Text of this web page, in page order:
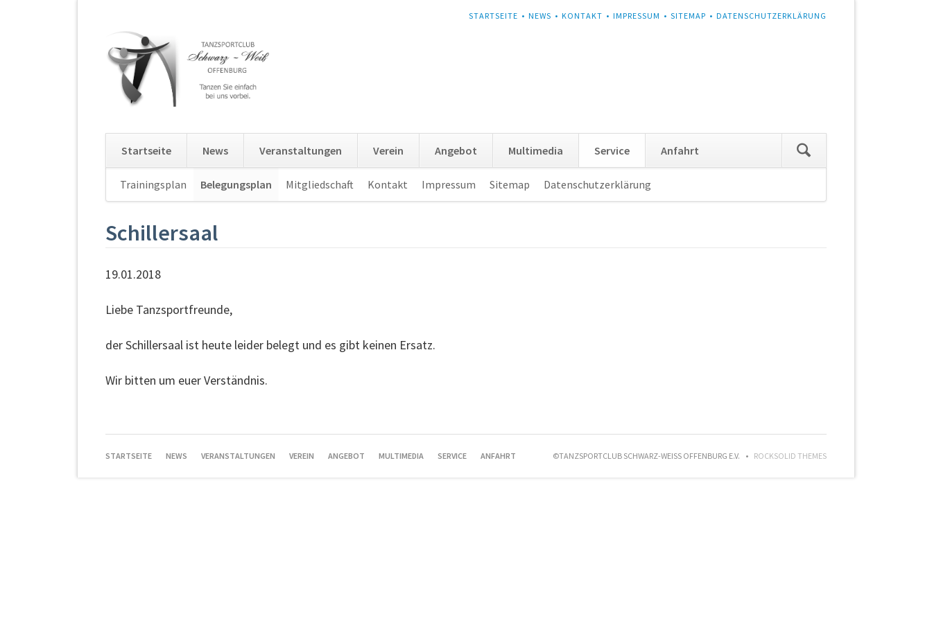
NAVIGATION
STARTSEITE NEWS KONTAKT IMPRESSUM SITEMAP DATENSCHUTZERKLÄRUNG
überspringen
Startseite News Veranstaltungen Verein Angebot Multimedia Service Anfahrt
überspringen
überspringen
Trainingsplan Belegungsplan Mitgliedschaft Kontakt Impressum Sitemap Datenschutzerklärung
Schillersaal
19.01.2018
Liebe Tanzsportfreunde,
der Schillersaal ist heute leider belegt und es gibt keinen Ersatz.
Wir bitten um euer Verständnis.
NAVIGATION
STARTSEITE NEWS VERANSTALTUNGEN VEREIN ANGEBOT MULTIMEDIA SERVICE ANFAHRT ©TANZSPORTCLUB SCHWARZ-WEISS OFFENBURG E.V. ROCKSOLID THEMES